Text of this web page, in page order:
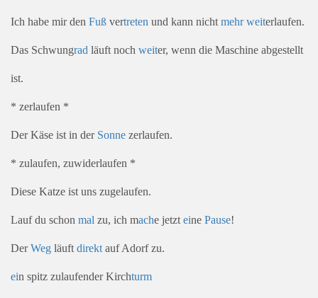
Ich habe mir den Fuß vertreten und kann nicht mehr weiterlaufen.
Das Schwungrad läuft noch weiter, wenn die Maschine abgestellt
ist.
* zerlaufen *
Der Käse ist in der Sonne zerlaufen.
* zulaufen, zuwiderlaufen *
Diese Katze ist uns zugelaufen.
Lauf du schon mal zu, ich mache jetzt eine Pause!
DerWeg läuft direkt auf Adorf zu.
ein spitz zulaufender Kirchturm